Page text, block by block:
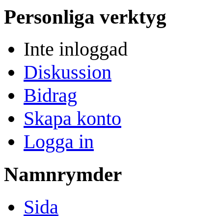
Personliga verktyg
Inte inloggad
Diskussion
Bidrag
Skapa konto
Logga in
Namnrymder
Sida